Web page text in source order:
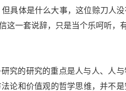
具体是什么大事，这位赊刀人
这一套说辞，只是当个乐呵听，
究的研究的重点是人与人、人
论和价值观的哲学思维，并不